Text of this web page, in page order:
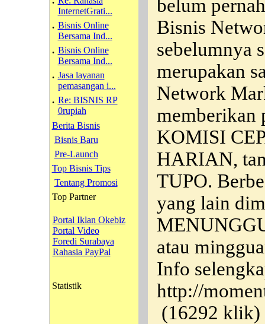
InternetGrati...
. Bisnis Online
Bersama Ind...
. Bisnis Online
Bersama Ind...
. Jasa layanan
pemasangan i...
. Re: BISNIS RP
0rupiah
Berita Bisnis
Bisnis Baru
Pre-Launch
Top Bisnis Tips
Tentang Promosi
Top Partner
Portal Iklan Okebiz
Portal Video
Foredi Surabaya
Rahasia PayPal
Statistik
belum
Bisnis
sebelumnya
merupakan
Network
memberikan
KOMISI
HARIAN,
TUPO.
yang lain
atau
Info
http://
(16292 klik)